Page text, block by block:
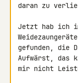
daran zu
Jetzt hab ich
gefunden, die
Aufwärst, das
mir nicht